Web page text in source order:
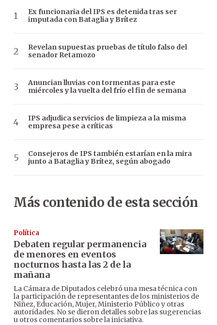
Ex funcionaria del IPS es detenida tras ser
imputada con Bataglia y Brítez
Revelan supuestas pruebas de título falso del
senador Retamozo
Anuncian lluvias con tormentas para este
miércoles y la vuelta del frío el fin de semana
IPS adjudica servicios de limpieza a la misma
empresa pese a críticas
Consejeros de IPS también estarían en la mira
junto a Bataglia y Brítez, según abogado
Más contenido de esta sección
Política
Debaten regular permanencia
de menores en eventos
nocturnos hasta las 2 de la
mañana
La Cámara de Diputados celebró una mesa técnica con
la participación de representantes de los ministerios de
Niñez, Educación, Mujer, Ministerio Público y otras
autoridades. No se dieron detalles sobre las sugerencias
u otros comentarios sobre la iniciativa.